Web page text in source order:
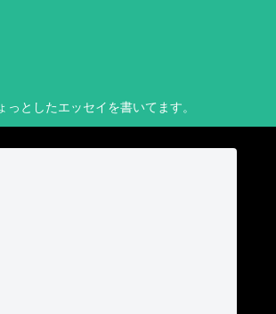
としたエッセイを書いてます。